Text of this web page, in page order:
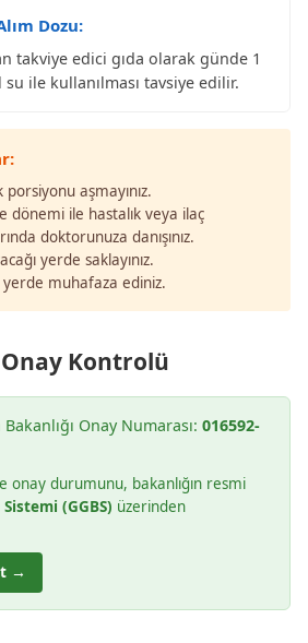
Dozu:
takviye edici gıda olarak günde 1
ile kullanılması tavsiye edilir.
aşmayınız.
dönemi ile hastalık veya ilaç
doktorunuza danışınız.
yerde saklayınız.
yerde muhafaza ediniz.
Kontrolü
Onay Numarası: 016592-
onay durumunu, bakanlığın resmi
(GGBS) üzerinden
→